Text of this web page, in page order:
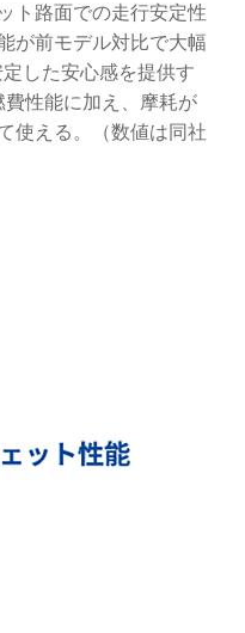
ト路面での走行安定性
が前モデル対比で大幅
した安心感を提供す
性能に加え、摩耗が
使える。（数値は同社